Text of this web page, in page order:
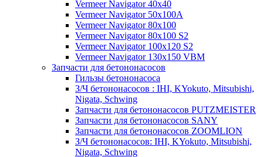
Vermeer Navigator 40x40
Vermeer Navigator 50x100A
Vermeer Navigator 80x100
Vermeer Navigator 80x100 S2
Vermeer Navigator 100x120 S2
Vermeer Navigator 130x150 VBM
Запчасти для бетононасосов
Гильзы бетононасоса
З/Ч бетононасосов : IHI, KYokuto, Mitsubishi,
Nigata, Schwing
Запчасти для бетононасосов PUTZMEISTER
Запчасти для бетононасосов SANY
Запчасти для бетононасосов ZOOMLION
З/Ч бетононасосов: IHI, KYokuto, Mitsubishi,
Nigata, Schwing